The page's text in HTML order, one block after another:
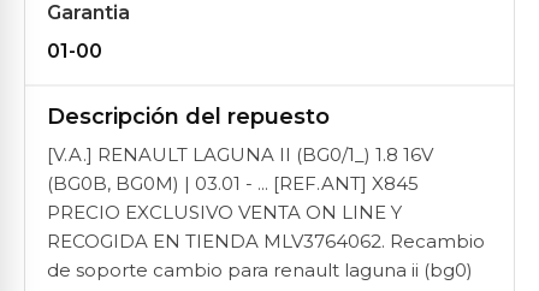
Garantia
01-00
Descripción del repuesto
[V.A.] RENAULT LAGUNA II (BG0/1_) 1.8 16V
(BG0B, BG0M) | 03.01 - ... [REF.ANT] X845
PRECIO EXCLUSIVO VENTA ON LINE Y
RECOGIDA EN TIENDA MLV3764062. Recambio
de soporte cambio para renault laguna ii (bg0)